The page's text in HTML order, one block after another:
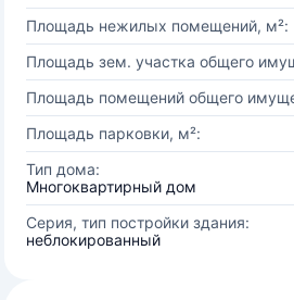
Площадь нежилых помещений, м²:
Площадь зем. участка общего
Площадь помещений общего
Площадь парковки, м²:
Тип дома:
Многоквартирный дом
Серия, тип постройки здания:
неблокированный